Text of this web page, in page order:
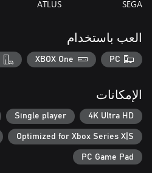
SEGA
ATLUS
العب باستخدام
PC
XBOX One
الإمكانات
4K Ultra HD
Single player
Optimized for Xbox Series X|S
PC Game Pad